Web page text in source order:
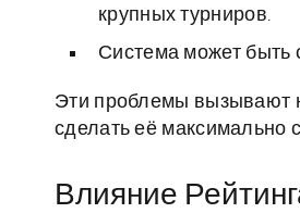
крупных турниров.
Система может быть
Эти проблемы вызывают
сделать её максимально
Влияние